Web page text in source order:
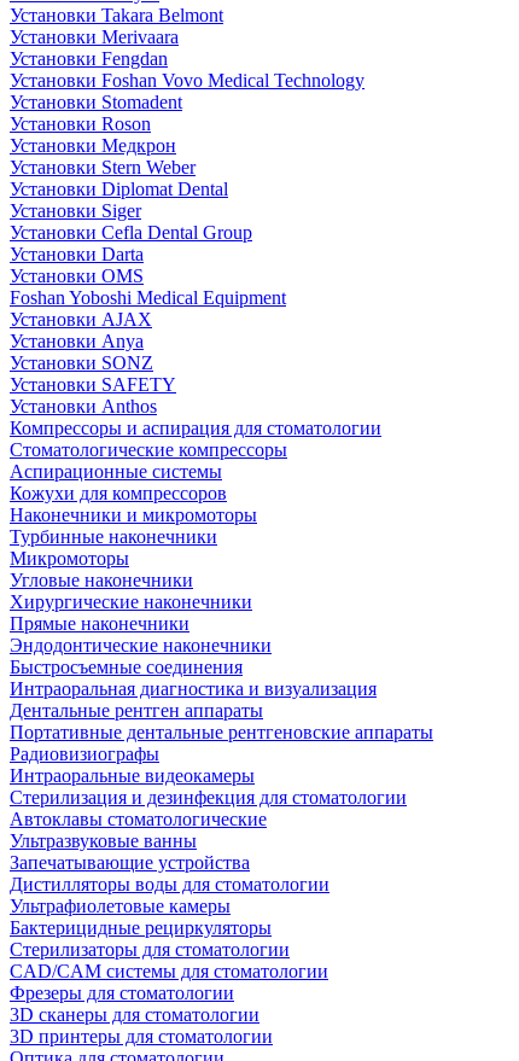
Установки Takara Belmont
Установки Merivaara
Установки Fengdan
Установки Foshan Vovo Medical Technology
Установки Stomadent
Установки Roson
Установки Медкрон
Установки Stern Weber
Установки Diplomat Dental
Установки Siger
Установки Cefla Dental Group
Установки Darta
Установки OMS
Foshan Yoboshi Medical Equipment
Установки AJAX
Установки Anya
Установки SONZ
Установки SAFETY
Установки Anthos
Компрессоры и аспирация для стоматологии
Стоматологические компрессоры
Аспирационные системы
Кожухи для компрессоров
Наконечники и микромоторы
Турбинные наконечники
Микромоторы
Угловые наконечники
Хирургические наконечники
Прямые наконечники
Эндодонтические наконечники
Быстросъемные соединения
Интраоральная диагностика и визуализация
Дентальные рентген аппараты
Портативные дентальные рентгеновские аппараты
Радиовизиографы
Интраоральные видеокамеры
Стерилизация и дезинфекция для стоматологии
Автоклавы стоматологические
Ультразвуковые ванны
Запечатывающие устройства
Дистилляторы воды для стоматологии
Ультрафиолетовые камеры
Бактерицидные рециркуляторы
Стерилизаторы для стоматологии
CAD/CAM системы для стоматологии
Фрезеры для стоматологии
3D cканеры для стоматологии
3D принтеры для стоматологии